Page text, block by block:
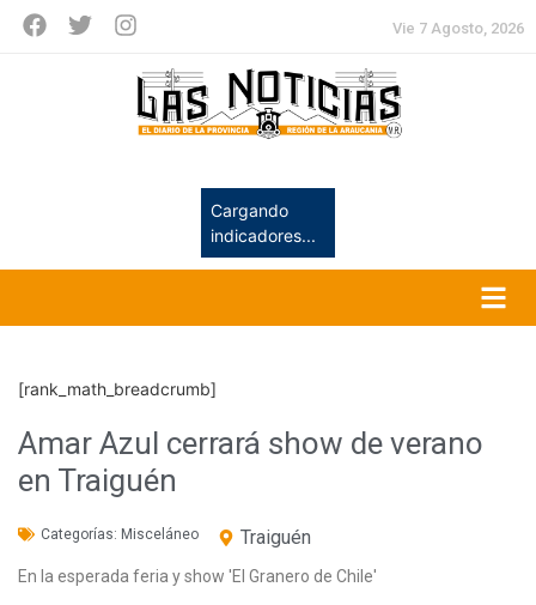
Vie 7 Agosto, 2026
Cargando
indicadores...
[rank_math_breadcrumb]
Amar Azul cerrará show de verano
en Traiguén
Categorías: Misceláneo Traiguén
En la esperada feria y show 'El Granero de Chile'